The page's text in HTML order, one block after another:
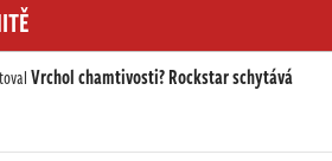
Vrchol chamtivosti? Rockstar schytává